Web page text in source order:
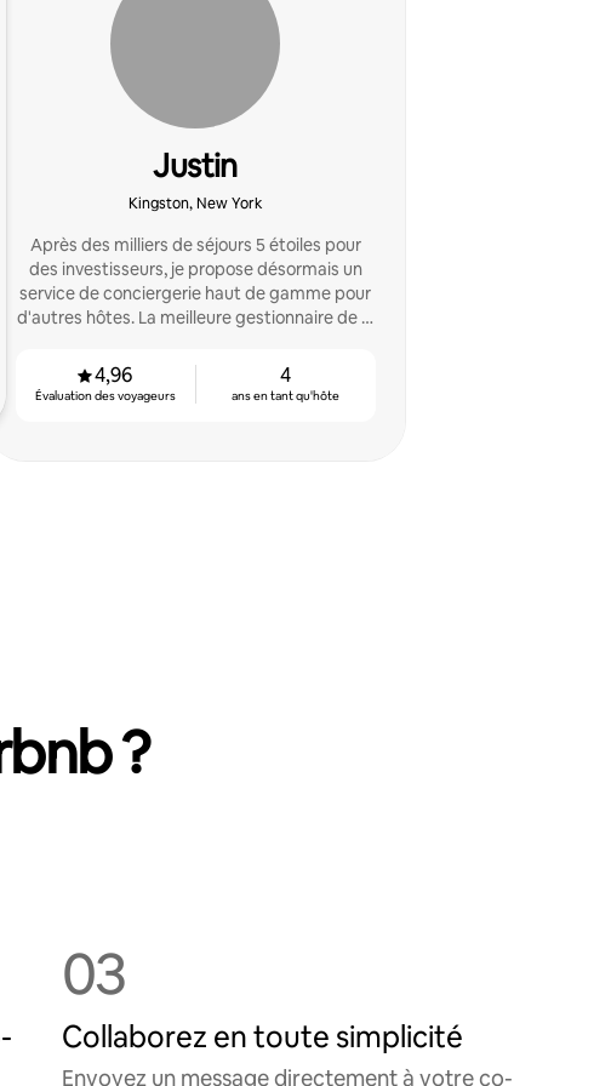
Justin
Kingston, New York
Après des milliers de séjours 5 étoiles pour
des investisseurs, je propose désormais un
service de conciergerie haut de gamme pour
d'autres hôtes. La meilleure gestionnaire de la
4,96
Évaluation des voyageurs
4
ans en tant qu'hôte
?
03
Collaborez en toute simplicité
Envoyez un message directement à votre co-